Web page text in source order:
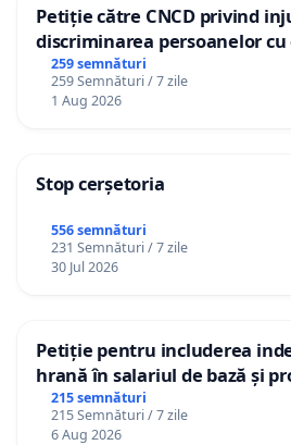
Petiție către CNCD privind
discriminarea persoanelor
către utilizatorul TikTok
259 semnături
259 Semnături / 7 zile
1 Aug 2026
Stop cerșetoria
556 semnături
231 Semnături / 7 zile
30 Jul 2026
Petiție pentru includerea
hrană în salariul de bază și
gradațiilor de vechime
personali
215 semnături
215 Semnături / 7 zile
6 Aug 2026